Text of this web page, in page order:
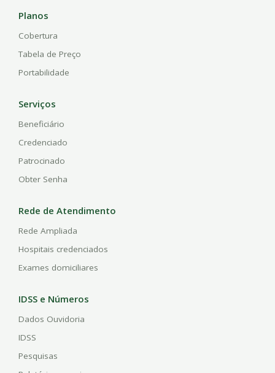
Planos
Cobertura
Tabela de Preço
Portabilidade
Serviços
Beneficiário
Credenciado
Patrocinado
Obter Senha
Rede de Atendimento
Rede Ampliada
Hospitais credenciados
Exames domiciliares
IDSS e Números
Dados Ouvidoria
IDSS
Pesquisas